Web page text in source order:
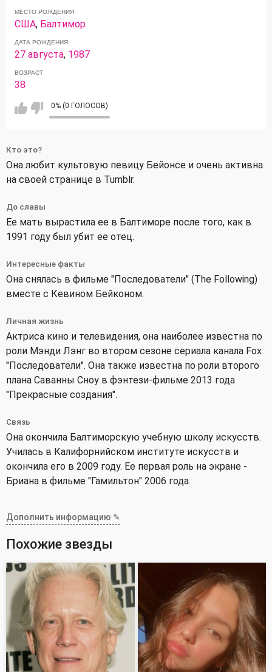
МЕСТО РОЖДЕНИЯ
США, Балтимор
ДАТА РОЖДЕНИЯ
27 августа, 1987
ВОЗРАСТ
38
0% (0 ГОЛОСОВ)
Кто это?
Она любит культовую певицу Бейонсе и очень активна
на своей странице в Tumblr.
До славы
Ее мать вырастила ее в Балтиморе после того, как в
1991 году был убит ее отец.
Интересные факты
Она снялась в фильме "Последователи" (The Following)
вместе с Кевином Бейконом.
Личная жизнь
Актриса кино и телевидения, она наиболее известна по
роли Мэнди Лэнг во втором сезоне сериала канала Fox
"Последователи". Она также известна по роли второго
плана Саванны Сноу в фэнтези-фильме 2013 года
"Прекрасные создания".
Связь
Она окончила Балтиморскую учебную школу искусств.
Училась в Калифорнийском институте искусств и
окончила его в 2009 году. Ее первая роль на экране -
Бриана в фильме "Гамильтон" 2006 года.
Дополнить информацию ✎
Похожие звезды